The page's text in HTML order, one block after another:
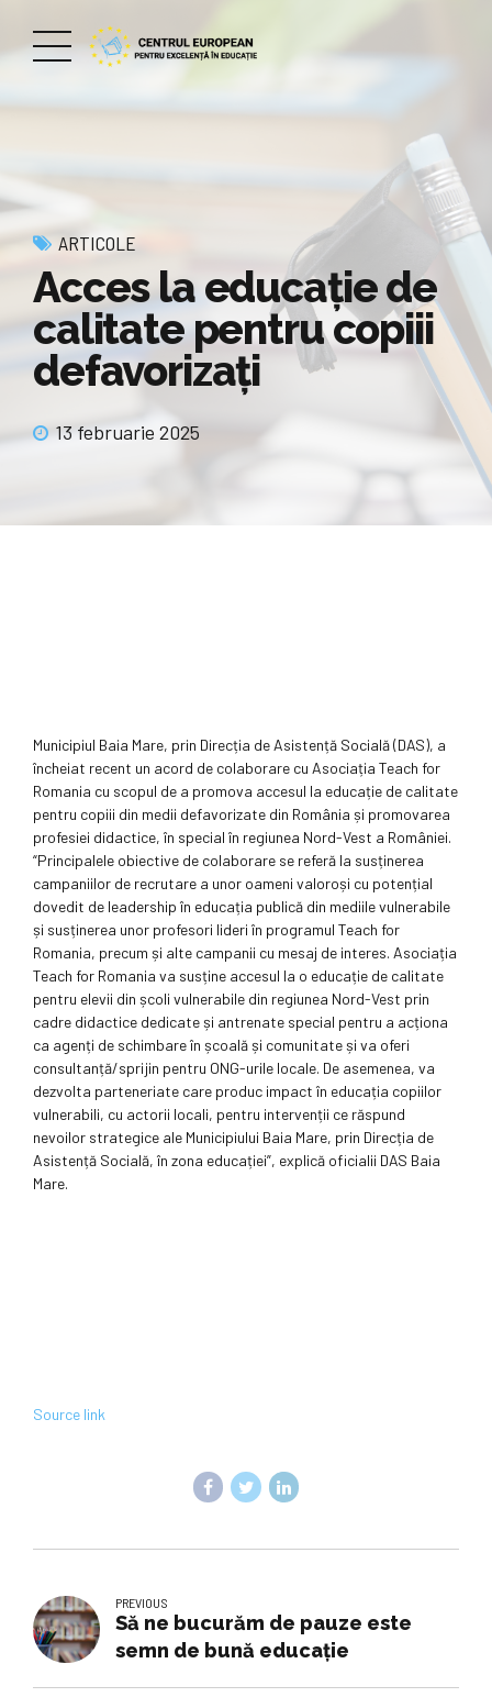
ARTICOLE
Acces la educație de
calitate pentru copiii
defavorizați
13 februarie 2025
Municipiul Baia Mare, prin Direcția de Asistență Socială (DAS), a
încheiat recent un acord de colaborare cu Asociația Teach for
Romania cu scopul de a promova accesul la educație de calitate
pentru copiii din medii defavorizate din România și promovarea
profesiei didactice, în special în regiunea Nord-Vest a României.
“Principalele obiective de colaborare se referă la susținerea
campaniilor de recrutare a unor oameni valoroși cu potențial
dovedit de leadership în educația publică din mediile vulnerabile
și susținerea unor profesori lideri în programul Teach for
Romania, precum și alte campanii cu mesaj de interes. Asociația
Teach for Romania va susține accesul la o educație de calitate
pentru elevii din școli vulnerabile din regiunea Nord-Vest prin
cadre didactice dedicate și antrenate special pentru a acționa
ca agenți de schimbare în școală și comunitate și va oferi
consultanță/sprijin pentru ONG-urile locale. De asemenea, va
dezvolta parteneriate care produc impact în educația copiilor
vulnerabili, cu actorii locali, pentru intervenții ce răspund
nevoilor strategice ale Municipiului Baia Mare, prin Direcția de
Asistență Socială, în zona educației”, explică oficialii DAS Baia
Mare.
Source link
PREVIOUS
Să ne bucurăm de pauze este
semn de bună educație